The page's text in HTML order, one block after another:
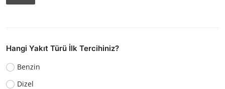
Hangi Yakıt Türü İlk Tercihiniz?
Benzin
Dizel